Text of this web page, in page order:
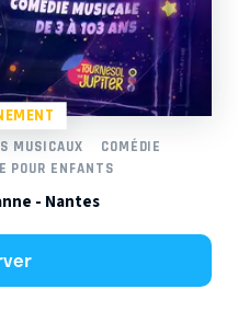
MUSICAUX
COMÉDIE
POUR ENFANTS
- Nantes